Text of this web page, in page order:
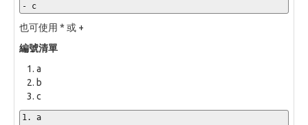
- c
也可使用 * 或 +
編號清單
a
b
c
1. a